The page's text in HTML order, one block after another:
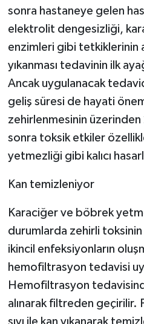
sonra hastaneye gelen
elektrolit dengesizliği,
enzimleri gibi tetkiklerinin
yıkanması tedavinin ilk
Ancak uygulanacak
geliş süresi de hayati
zehirlenmesinin
sonra toksik etkiler
yetmezliği gibi kalıcı
Kan temizleniyor
Karaciğer ve böbrek
durumlarda zehirli toksinin
ikincil enfeksiyonların
hemofiltrasyon tedavisi
Hemofiltrasyon
alınarak filtreden geçirilir.
sıvı ile kan yıkanarak